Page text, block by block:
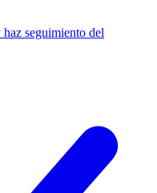
seguimiento del